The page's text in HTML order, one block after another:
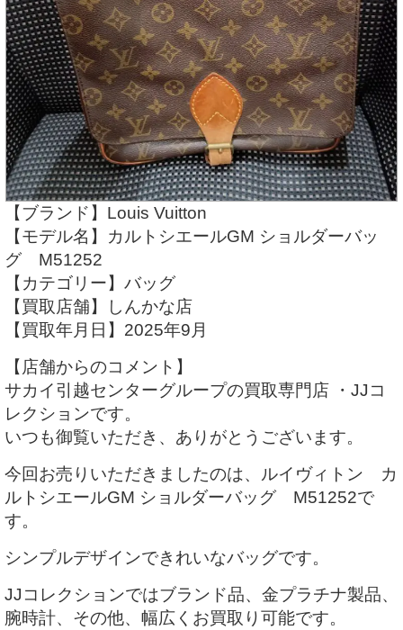
【ブランド】Louis Vuitton
【モデル名】カルトシエールGM ショルダーバッ
グ M51252
【カテゴリー】バッグ
【買取店舗】しんかな店
【買取年月日】2025年9月
【店舗からのコメント】
サカイ引越センターグループの買取専門店 ・JJコ
レクションです。
いつも御覧いただき、ありがとうございます。
今回お売りいただきましたのは、ルイヴィトン カ
ルトシエールGM ショルダーバッグ M51252で
す。
シンプルデザインできれいなバッグです。
JJコレクションではブランド品、金プラチナ製品、
腕時計、その他、幅広くお買取り可能です。